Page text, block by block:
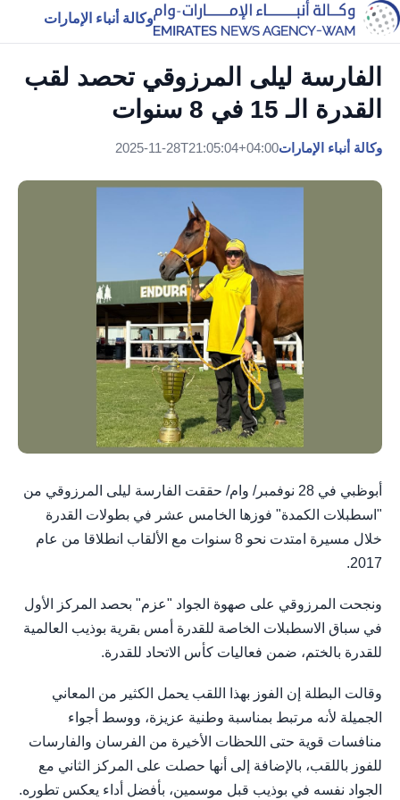
وكالة أنباء الإمارات
الفارسة ليلى المرزوقي تحصد لقب
القدرة الـ 15 في 8 سنوات
وكالة أنباء الإمارات2025-11-28T21:05:04+04:00
أبوظبي في 28 نوفمبر/ وام/ حققت الفارسة ليلى المرزوقي من
"اسطبلات الكمدة" فوزها الخامس عشر في بطولات القدرة
خلال مسيرة امتدت نحو 8 سنوات مع الألقاب انطلاقا من عام
2017.
ونجحت المرزوقي على صهوة الجواد "عزم" بحصد المركز الأول
في سباق الاسطبلات الخاصة للقدرة أمس بقرية بوذيب العالمية
للقدرة بالختم، ضمن فعاليات كأس الاتحاد للقدرة.
وقالت البطلة إن الفوز بهذا اللقب يحمل الكثير من المعاني
الجميلة لأنه مرتبط بمناسبة وطنية عزيزة، ووسط أجواء
منافسات قوية حتى اللحظات الأخيرة من الفرسان والفارسات
للفوز باللقب، بالإضافة إلى أنها حصلت على المركز الثاني مع
الجواد نفسه في بوذيب قبل موسمين، بأفضل أداء يعكس تطوره.